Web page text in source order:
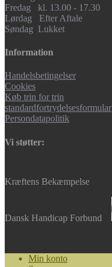
Fredag kl. 13.00 - 17.30
Lørdag Efter Aftale
Søndag Lukket
Information
Handelsbetingelser
Cookies
Køb trin for trin
standardfortrydelsesformular
Persondatapolitik
Vi støtter:
Kræftens Bekæmpelse
Dansk Handicap Forbund
Min konto